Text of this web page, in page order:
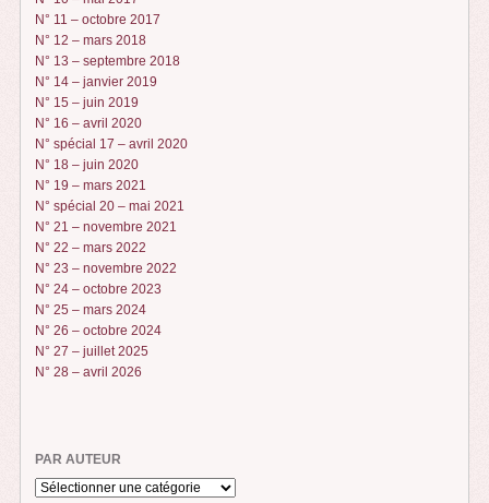
N° 11 – octobre 2017
N° 12 – mars 2018
N° 13 – septembre 2018
N° 14 – janvier 2019
N° 15 – juin 2019
N° 16 – avril 2020
N° spécial 17 – avril 2020
N° 18 – juin 2020
N° 19 – mars 2021
N° spécial 20 – mai 2021
N° 21 – novembre 2021
N° 22 – mars 2022
N° 23 – novembre 2022
N° 24 – octobre 2023
N° 25 – mars 2024
N° 26 – octobre 2024
N° 27 – juillet 2025
N° 28 – avril 2026
PAR AUTEUR